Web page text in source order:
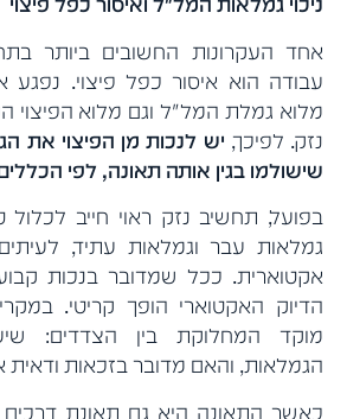
ניכוי גמלאות המל"ל ואיסור כפל פיצוי
אחד העקרונות החשובים ביותר
עבודה הוא איסור כפל פיצוי. נפגע
מלוא גמלת המל"ל וגם מלוא הפיצוי
נזק. לפיכך, יש לנכות מן הפיצוי את
שישולמו בגין אותה תאונה, לפי
בפועל, תחשיב נזק ראוי חייב
גמלאות עבר וגמלאות עתיד,
אקטוארית. ככל שמדובר בנכות
הדיוק האקטוארי הופך קריטי.
מוקד המחלוקת בין הצדדים:
הגמלאות, והאם מדובר בזכאות ודאית
כאשר התאונה היא גם תאונת דרכים